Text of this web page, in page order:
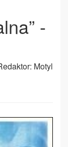
-
Motyl